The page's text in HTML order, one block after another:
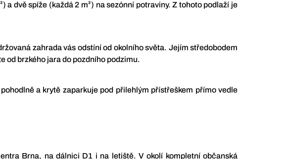
dvě spíže (každá 2 m²) na sezónní potraviny. Z tohoto podlaží je
zahrada vás odstíní od okolního světa. Jejím středobodem
od brzkého jara do pozdního podzimu.
a krytě zaparkuje pod přilehlým přístřeškem přímo vedle
Brna, na dálnici D1 i na letiště. V okolí kompletní občanská